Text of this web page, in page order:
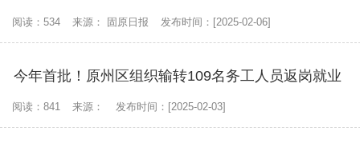
阅读：534 来源： 固原日报 发布时间：[2025-02-06]
今年首批！原州区组织输转109名务工人员返岗就业
阅读：841 来源： 发布时间：[2025-02-03]